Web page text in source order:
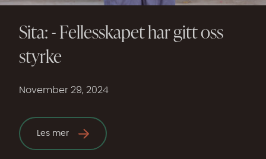
Sita: - Fellesskapet har gitt oss
styrke
November 29, 2024
Les mer